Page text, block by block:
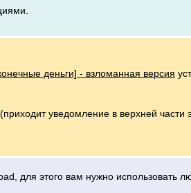
деньги] - взломанная версия
уведомление в верхней части
для этого вам нужно использовать